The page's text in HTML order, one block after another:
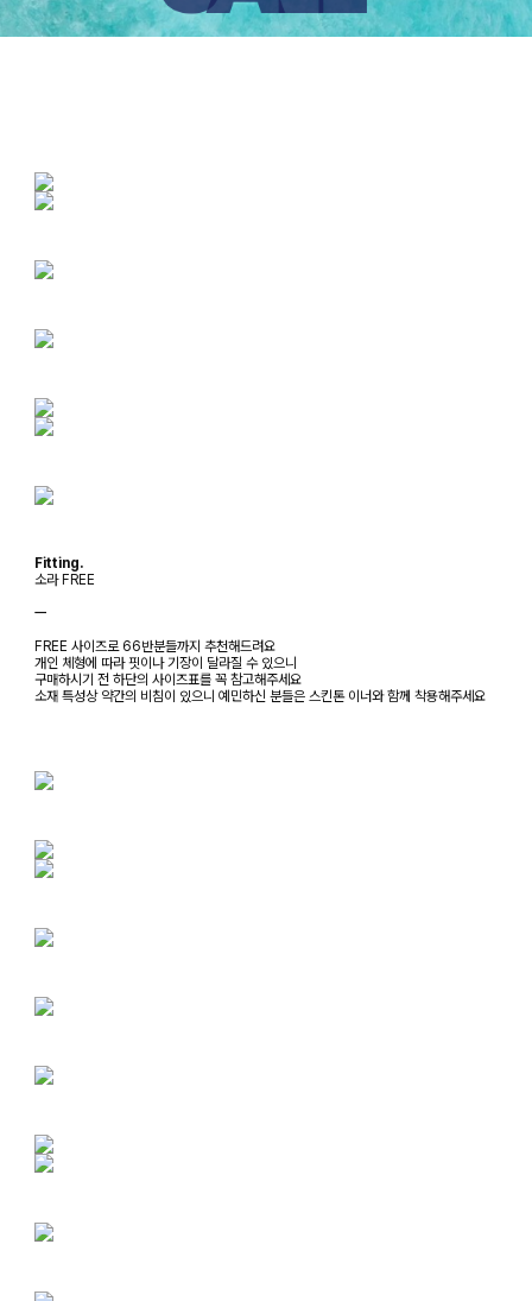
Fitting.
소라 FREE
ㅡ
FREE 사이즈로 66반분들까지 추천해드려요
개인 체형에 따라 핏이나 기장이 달라질 수 있으니
구매하시기 전 하단의 사이즈표를 꼭 참고해주세요
소재 특성상 약간의 비침이 있으니 예민하신 분들은 스킨톤 이너와 함께 착용해주세요